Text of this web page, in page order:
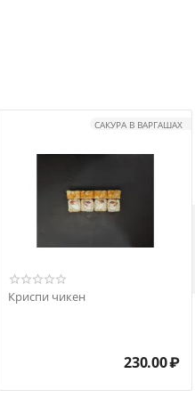
САКУРА В ВАРГАШАХ
Криспи чикен
230.00₽